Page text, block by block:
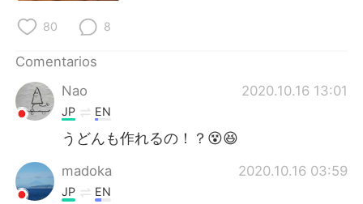
Português
80 8
Comentarios
Nao
2020.10.16 13:01
JP EN
うどんも作れるの！？😵😆
madoka 2020.10.16 03:59
JP EN